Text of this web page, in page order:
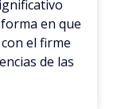
en que
el firme
de las